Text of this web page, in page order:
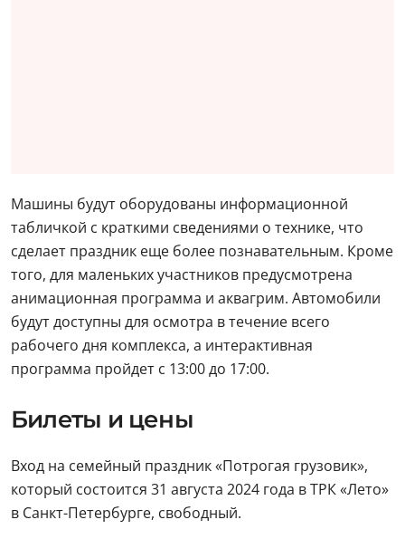
Машины будут оборудованы информационной
табличкой с краткими сведениями о технике, что
сделает праздник еще более познавательным. Кроме
того, для маленьких участников предусмотрена
анимационная программа и аквагрим. Автомобили
будут доступны для осмотра в течение всего
рабочего дня комплекса, а интерактивная
программа пройдет с 13:00 до 17:00.
Билеты и цены
Вход на семейный праздник «Потрогая грузовик»,
который состоится 31 августа 2024 года в ТРК «Лето»
в Санкт-Петербурге, свободный.